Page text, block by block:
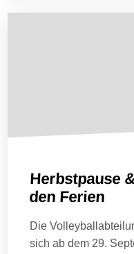
Herbstpause
den Ferien
Die
sich ab dem 29.